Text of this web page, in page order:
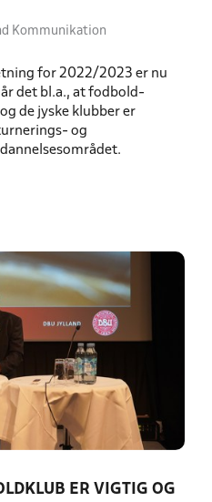
Kommunikation
for 2022/2023 er nu
det bl.a., at fodbold-
de jyske klubber er
og
ER VIGTIG OG